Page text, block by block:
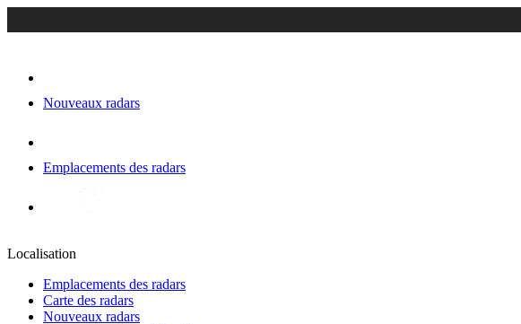
Nouveaux radars
Emplacements des radars
Localisation
Emplacements des radars
Carte des radars
Nouveaux radars